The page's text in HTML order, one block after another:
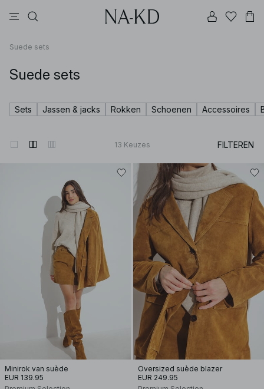
Suede sets
Suede sets
Sets Jassen & jacks Rokken Schoenen Accessoires
13 Keuzes FILTEREN
Minirok van suède
EUR 139.95
Oversized suède blazer
EUR 249.95